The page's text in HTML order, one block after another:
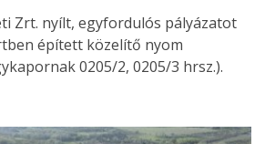
Zrt. nyílt, egyfordulós pályázatot
épített közelítő nyom
0205/2, 0205/3 hrsz.).